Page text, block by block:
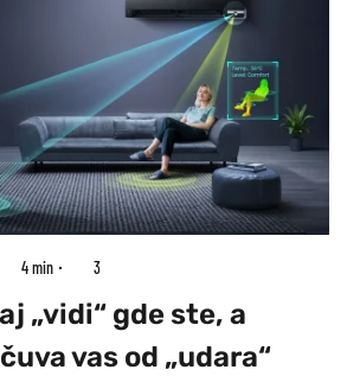
4 min 3
„vidi“ gde ste, a
vas od „udara“